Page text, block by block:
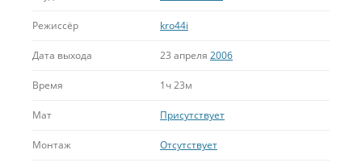
Режиссёр kro44i
Дата выхода 23 апреля 2006
Время 1ч 23м
Мат Присутствует
Монтаж Отсутствует